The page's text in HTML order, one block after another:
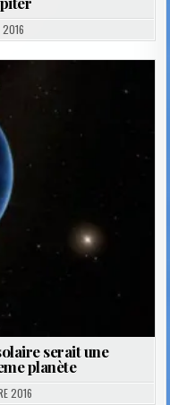
2016
serait une
planète
2016